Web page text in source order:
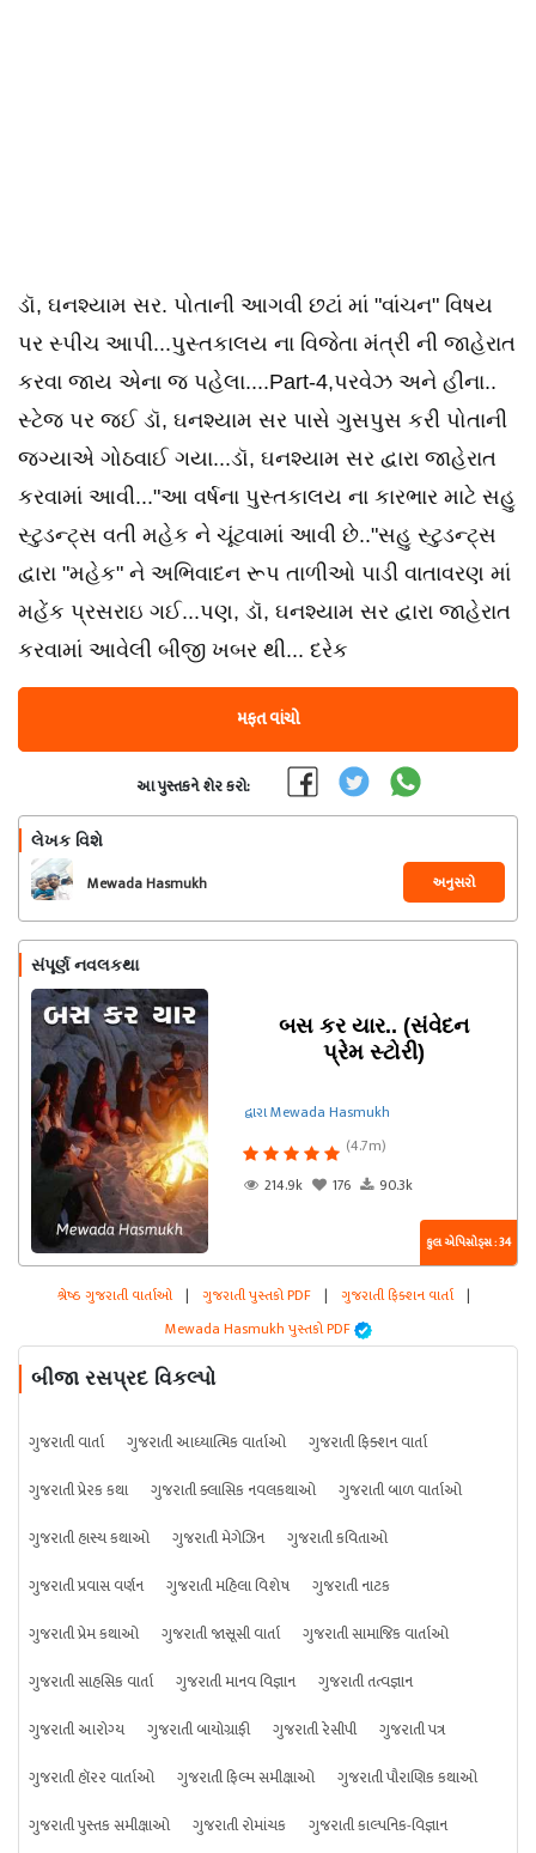
ડૉ, ઘનશ્યામ સર. પોતાની આગવી છટાં માં "વાંચન" વિષય
પર સ્પીચ આપી...પુસ્તકાલય ના વિજેતા મંત્રી ની જાહેરાત
કરવા જાય એના જ પહેલા....Part-4,પરવેઝ અને હીના..
સ્ટેજ પર જઈ ડૉ, ઘનશ્યામ સર પાસે ગુસપુસ કરી પોતાની
જગ્યાએ ગોઠવાઈ ગયા...ડૉ, ઘનશ્યામ સર દ્વારા જાહેરાત
કરવામાં આવી..."આ વર્ષના પુસ્તકાલય ના કારભાર માટે સહુ
સ્ટુડન્ટ્સ વતી મહેક ને ચૂંટવામાં આવી છે.."સહુ સ્ટુડન્ટ્સ
દ્વારા "મહેક" ને અભિવાદન રૂપ તાળીઓ પાડી વાતાવરણ માં
મહેંક પ્રસરાઇ ગઈ...પણ, ડૉ, ઘનશ્યામ સર દ્વારા જાહેરાત
કરવામાં આવેલી બીજી ખબર થી... દરેક
મફત વાંચો
આ પુસ્તકને શેર કરો:
લેખક વિશે
Mewada Hasmukh અનુસરો
સંપૂર્ણ નવલકથા
બસ કર યાર.. (સંવેદન
પ્રેમ સ્ટોરી)
દ્વારા Mewada Hasmukh
(4.7m)
214.9k
176 90.3k
કુલ એપિસોડ્સ : 34
શ્રેષ્ઠ ગુજરાતી વાર્તાઓ | ગુજરાતી પુસ્તકો PDF | ગુજરાતી ફિક્શન વાર્તા |
Mewada Hasmukh પુસ્તકો PDF
બીજા રસપ્રદ વિકલ્પો
ગુજરાતી વાર્તા ગુજરાતી આધ્યાત્મિક વાર્તાઓ
ગુજરાતી ફિક્શન વાર્તા
ગુજરાતી પ્રેરક કથા
ગુજરાતી ક્લાસિક નવલકથાઓ
ગુજરાતી બાળ વાર્તાઓ
ગુજરાતી હાસ્ય કથાઓ
ગુજરાતી મેગેઝિન
ગુજરાતી કવિતાઓ
ગુજરાતી પ્રવાસ વર્ણન
ગુજરાતી મહિલા વિશેષ
ગુજરાતી નાટક
ગુજરાતી પ્રેમ કથાઓ
ગુજરાતી જાસૂસી વાર્તા
ગુજરાતી સામાજિક વાર્તાઓ
ગુજરાતી સાહસિક વાર્તા
ગુજરાતી માનવ વિજ્ઞાન
ગુજરાતી તત્વજ્ઞાન
ગુજરાતી આરોગ્ય
ગુજરાતી બાયોગ્રાફી ગુજરાતી રેસીપી
ગુજરાતી પત્ર
ગુજરાતી હૉરર વાર્તાઓ
ગુજરાતી ફિલ્મ સમીક્ષાઓ
ગુજરાતી પૌરાણિક કથાઓ
ગુજરાતી પુસ્તક સમીક્ષાઓ
ગુજરાતી રોમાંચક ગુજરાતી કાલ્પનિક-વિજ્ઞાન